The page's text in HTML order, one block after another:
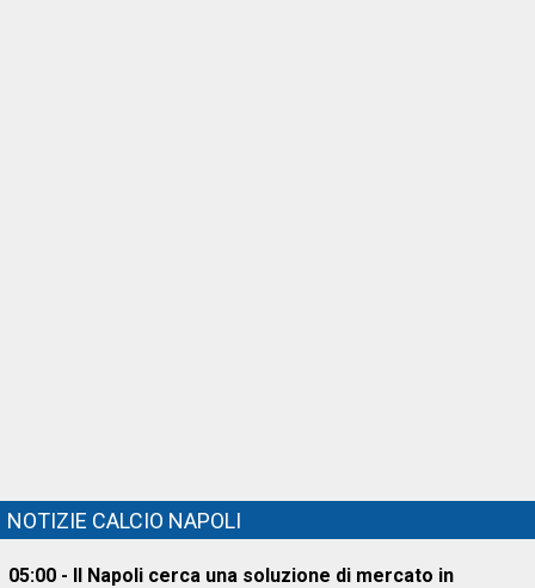
NOTIZIE CALCIO NAPOLI
05:00 - Il Napoli cerca una soluzione di mercato in